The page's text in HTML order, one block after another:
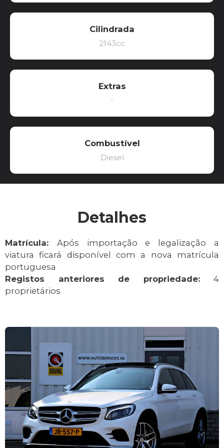
Cilindrada
2143cc
Extras
-
Combustível
Diesel
Detalhes
Matrícula: Após importação e legalização a
viatura ficará disponível com a nova matrícula
portuguesa
Registos anteriores de propriedade: 4
proprietários